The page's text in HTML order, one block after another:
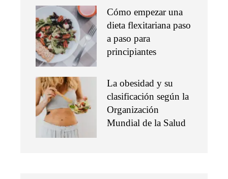
Cómo empezar una
dieta flexitariana paso
a paso para
principiantes
La obesidad y su
clasificación según la
Organización
Mundial de la Salud